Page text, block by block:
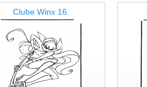
Clube Winx 16